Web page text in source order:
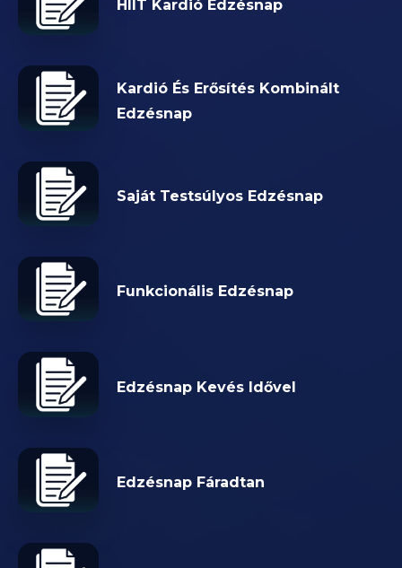
HIIT Kardió Edzésnap
Kardió És Erősítés Kombinált
Edzésnap
Saját Testsúlyos Edzésnap
Funkcionális Edzésnap
Edzésnap Kevés Idővel
Edzésnap Fáradtan